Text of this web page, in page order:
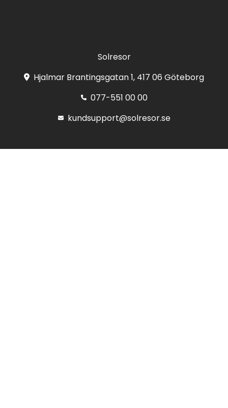
Solresor
Hjalmar Brantingsgatan 1, 417 06 Göteborg
077-551 00 00
kundsupport@solresor.se